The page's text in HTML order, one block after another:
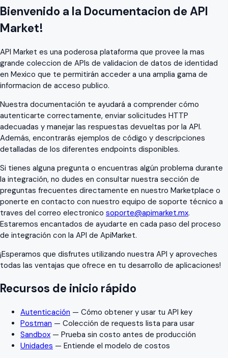
Bienvenido a la Documentacion de API
Market!
API Market es una poderosa plataforma que provee la mas
grande coleccion de APIs de validacion de datos de identidad
en Mexico que te permitirán acceder a una amplia gama de
informacion de acceso publico.
Nuestra documentación te ayudará a comprender cómo
autenticarte correctamente, enviar solicitudes HTTP
adecuadas y manejar las respuestas devueltas por la API.
Además, encontrarás ejemplos de código y descripciones
detalladas de los diferentes endpoints disponibles.
Si tienes alguna pregunta o encuentras algún problema durante
la integración, no dudes en consultar nuestra sección de
preguntas frecuentes directamente en nuestro Marketplace o
ponerte en contacto con nuestro equipo de soporte técnico a
traves del correo electronico soporte@apimarket.mx.
Estaremos encantados de ayudarte en cada paso del proceso
de integración con la API de ApiMarket.
¡Esperamos que disfrutes utilizando nuestra API y aproveches
todas las ventajas que ofrece en tu desarrollo de aplicaciones!
Recursos de inicio rápido
Autenticación — Cómo obtener y usar tu API key
Postman — Colección de requests lista para usar
Sandbox — Prueba sin costo antes de producción
Unidades — Entiende el modelo de costos